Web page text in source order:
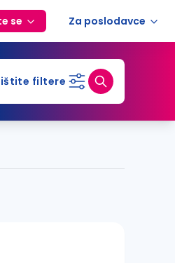
se Za poslodavce
filtere